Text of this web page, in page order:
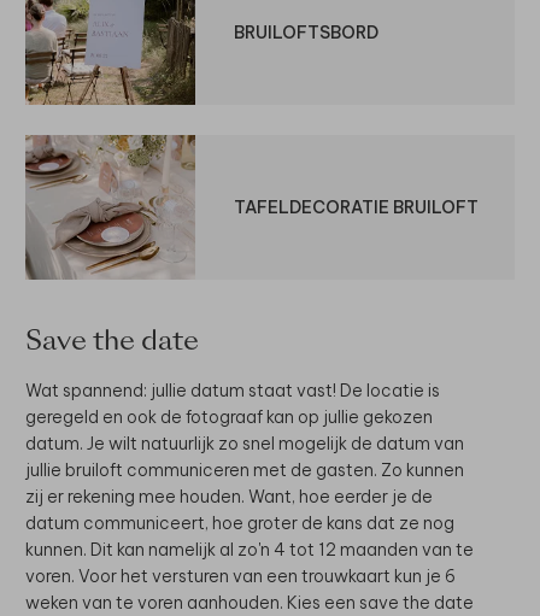
BRUILOFTSBORD
TAFELDECORATIE BRUILOFT
Save the date
Wat spannend: jullie datum staat vast! De locatie is
geregeld en ook de fotograaf kan op jullie gekozen
datum. Je wilt natuurlijk zo snel mogelijk de datum van
jullie bruiloft communiceren met de gasten. Zo kunnen
zij er rekening mee houden. Want, hoe eerder je de
datum communiceert, hoe groter de kans dat ze nog
kunnen. Dit kan namelijk al zo'n 4 tot 12 maanden van te
voren. Voor het versturen van een trouwkaart kun je 6
weken van te voren aanhouden. Kies een save the date